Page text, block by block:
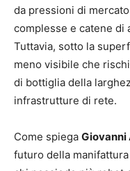
da pressioni di
complesse e catene di
Tuttavia, sotto la
meno visibile che
di bottiglia della
infrastrutture di rete.
Come spiega Giovanni
futuro della